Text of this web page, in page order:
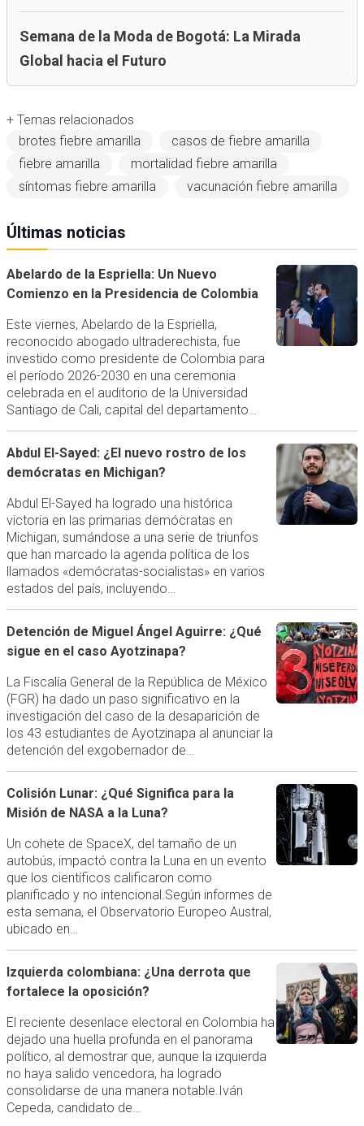
Semana de la Moda de Bogotá: La Mirada
Global hacia el Futuro
+ Temas relacionados
brotes fiebre amarilla
casos de fiebre amarilla
fiebre amarilla
mortalidad fiebre amarilla
síntomas fiebre amarilla
vacunación fiebre amarilla
Últimas noticias
Abelardo de la Espriella: Un Nuevo
Comienzo en la Presidencia de Colombia
Este viernes, Abelardo de la Espriella,
reconocido abogado ultraderechista, fue
investido como presidente de Colombia para
el período 2026-2030 en una ceremonia
celebrada en el auditorio de la Universidad
Santiago de Cali, capital del departamento…
Abdul El-Sayed: ¿El nuevo rostro de los
demócratas en Michigan?
Abdul El-Sayed ha logrado una histórica
victoria en las primarias demócratas en
Michigan, sumándose a una serie de triunfos
que han marcado la agenda política de los
llamados «demócratas-socialistas» en varios
estados del país, incluyendo…
Detención de Miguel Ángel Aguirre: ¿Qué
sigue en el caso Ayotzinapa?
La Fiscalía General de la República de México
(FGR) ha dado un paso significativo en la
investigación del caso de la desaparición de
los 43 estudiantes de Ayotzinapa al anunciar la
detención del exgobernador de…
Colisión Lunar: ¿Qué Significa para la
Misión de NASA a la Luna?
Un cohete de SpaceX, del tamaño de un
autobús, impactó contra la Luna en un evento
que los científicos calificaron como
planificado y no intencional.Según informes de
esta semana, el Observatorio Europeo Austral,
ubicado en…
Izquierda colombiana: ¿Una derrota que
fortalece la oposición?
El reciente desenlace electoral en Colombia ha
dejado una huella profunda en el panorama
político, al demostrar que, aunque la izquierda
no haya salido vencedora, ha logrado
consolidarse de una manera notable.Iván
Cepeda, candidato de…